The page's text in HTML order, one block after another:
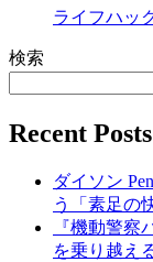
ライフハッ
検索
Recent Posts
ダイソン
う「素足の
『機動警
を乗り越え